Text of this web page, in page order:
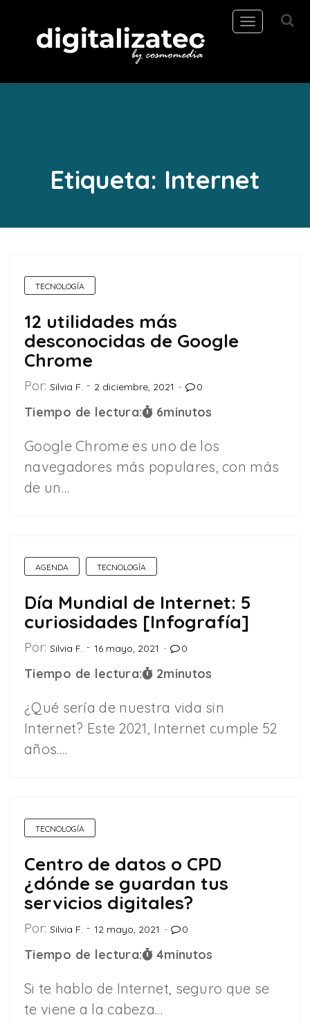
Toggle
navigation
Etiqueta: Internet
TECNOLOGÍA
12 utilidades más
desconocidas de Google
Chrome
Por: Silvia F. 2 diciembre, 2021 0
Tiempo de lectura: 6minutos
Google Chrome es uno de los
navegadores más populares, con más
de un…
AGENDA TECNOLOGÍA
Día Mundial de Internet: 5
curiosidades [Infografía]
Por: Silvia F. 16 mayo, 2021 0
Tiempo de lectura: 2minutos
¿Qué sería de nuestra vida sin
Internet? Este 2021, Internet cumple 52
años.…
TECNOLOGÍA
Centro de datos o CPD
¿dónde se guardan tus
servicios digitales?
Por: Silvia F. 12 mayo, 2021 0
Tiempo de lectura: 4minutos
Si te hablo de Internet, seguro que se
te viene a la cabeza…